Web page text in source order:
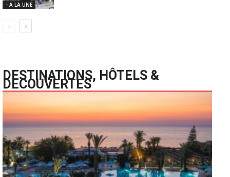
- A LA UNE
DESTINATIONS, HÔTELS &
DECOUVERTES